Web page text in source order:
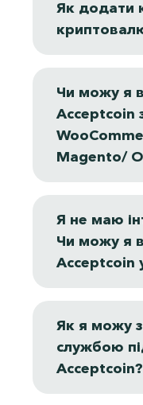
Як додати
Чи можу я
Acceptcoin
Magento/
Я не маю
Чи можу я
Acceptcoin
Як я можу
службою
Acceptcoin?